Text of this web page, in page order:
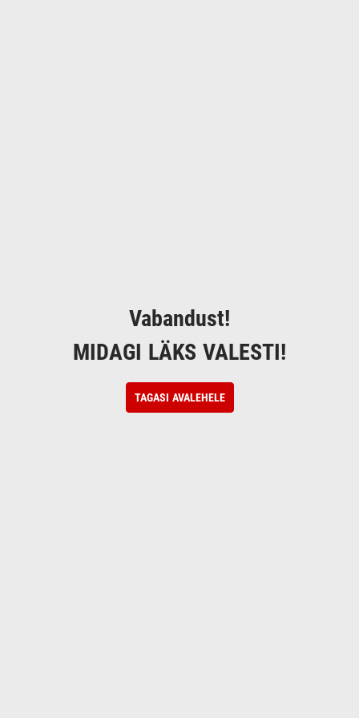
Vabandust!
MIDAGI LÄKS VALESTI!
TAGASI AVALEHELE